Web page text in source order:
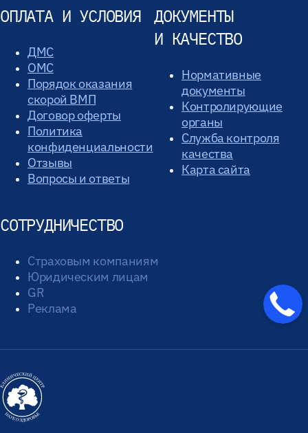
ОПЛАТА И УСЛОВИЯ
ДМС
ОМС
Порядок оказания
скорой ВМП
Договор оферты
Политика
конфиденциальности
Отзывы
Вопросы и ответы
ДОКУМЕНТЫ
И КАЧЕСТВО
Нормативные
документы
Контролирующие
органы
Служба контроля
качества
Карта сайта
СОТРУДНИЧЕСТВО
Страховым компаниям
Юридическим лицам
GR
Реклама